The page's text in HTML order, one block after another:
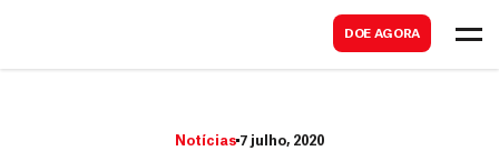
DOE AGORA
r
Notícias 7 julho, 2020
a